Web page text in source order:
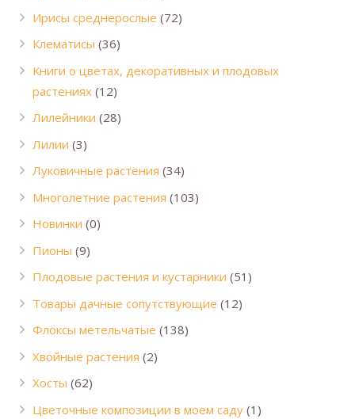
Ирисы среднерослые (72)
Клематисы (36)
Книги о цветах, декоративных и плодовых
растениях (12)
Лилейники (28)
Лилии (3)
Луковичные растения (34)
Многолетние растения (103)
Новинки (0)
Пионы (9)
Плодовые растения и кустарники (51)
Товары дачные сопутствующие (12)
Флоксы метельчатые (138)
Хвойные растения (2)
Хосты (62)
Цветочные композиции в моем саду (1)